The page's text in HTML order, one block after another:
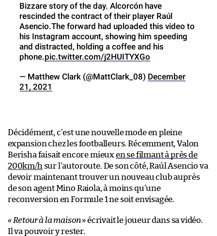
Bizzare story of the day. Alcorcón have
rescinded the contract of their player Raúl
Asencio.The forward had uploaded this video to
his Instagram account, showing him speeding
and distracted, holding a coffee and his
phone.pic.twitter.com/j2HUITYXGo
— Matthew Clark (@MattClark_08) December
21, 2021
Décidément, c’est une nouvelle mode en pleine
expansion chez les footballeurs. Récemment, Valon
Berisha faisait encore mieux en se filmant à près de
200km/h sur l’autoroute. De son côté, Raúl Asencio va
devoir maintenant trouver un nouveau club auprès
de son agent Mino Raiola, à moins qu’une
reconversion en Formule 1 ne soit envisagée.
« Retour à la maison »écrivait le joueur dans sa vidéo.
Il va pouvoir y rester.